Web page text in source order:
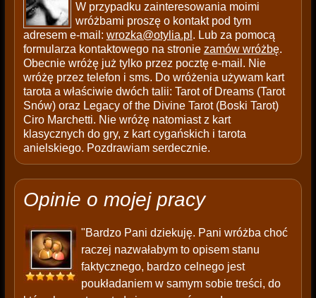
W przypadku zainteresowania moimi
wróżbami proszę o kontakt pod tym
adresem e-mail: wrozka@otylia.pl . Lub za pomocą
formularza kontaktowego na stronie zamów wróżbę.
Obecnie wróżę już tylko przez pocztę e-mail. Nie
wróżę przez telefon i sms. Do wróżenia używam kart
tarota a właściwie dwóch talii: Tarot of Dreams (Tarot
Snów) oraz Legacy of the Divine Tarot (Boski Tarot)
Ciro Marchetti. Nie wróżę natomiast z kart
klasycznych do gry, z kart cygańskich i tarota
anielskiego. Pozdrawiam serdecznie.
Opinie o mojej pracy
"Bardzo Pani dziekuję. Pani wróżba choć
raczej nazwałabym to opisem stanu
faktycznego, bardzo celnego jest
poukładaniem w samym sobie treści, do